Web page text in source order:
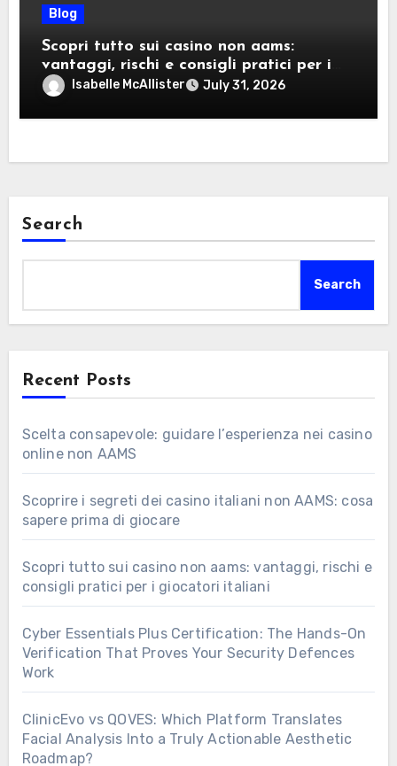
Blog
Scopri tutto sui casino non aams:
vantaggi, rischi e consigli pratici per i
giocatori italiani
Isabelle McAllister July 31, 2026
Search
Search
Recent Posts
Scelta consapevole: guidare l’esperienza nei casino
online non AAMS
Scoprire i segreti dei casino italiani non AAMS: cosa
sapere prima di giocare
Scopri tutto sui casino non aams: vantaggi, rischi e
consigli pratici per i giocatori italiani
Cyber Essentials Plus Certification: The Hands-On
Verification That Proves Your Security Defences
Work
ClinicEvo vs QOVES: Which Platform Translates
Facial Analysis Into a Truly Actionable Aesthetic
Roadmap?